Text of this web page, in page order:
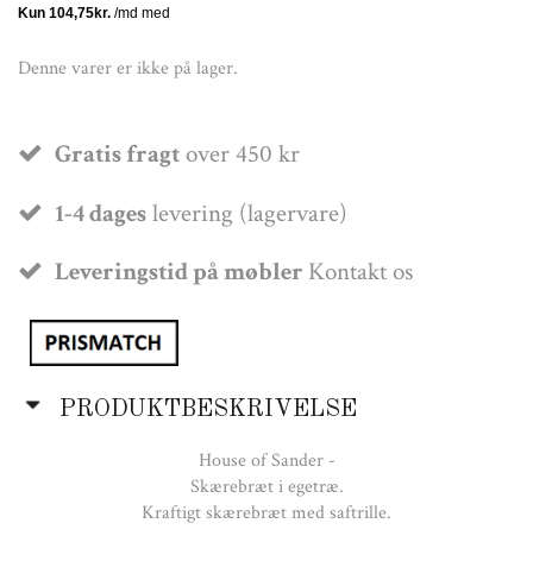
Denne varer er ikke på lager.
Gratis fragtover 450 kr
1-4 dageslevering (lagervare)
Leveringstid på møbler Kontakt os
PRODUKTBESKRIVELSE
House of Sander -
Skærebræt i egetræ.
Kraftigt skærebræt med saftrille.